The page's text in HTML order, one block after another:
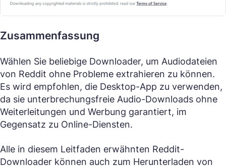
Zusammenfassung
Wählen Sie beliebige Downloader, um Audiodateien
von Reddit ohne Probleme extrahieren zu können.
Es wird empfohlen, die Desktop-App zu verwenden,
da sie unterbrechungsfreie Audio-Downloads ohne
Weiterleitungen und Werbung garantiert, im
Gegensatz zu Online-Diensten.
Alle in diesem Leitfaden erwähnten Reddit-
Downloader können auch zum Herunterladen von